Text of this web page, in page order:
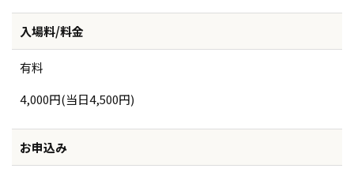
入場料/料金
有料
4,000円(当日4,500円)
お申込み